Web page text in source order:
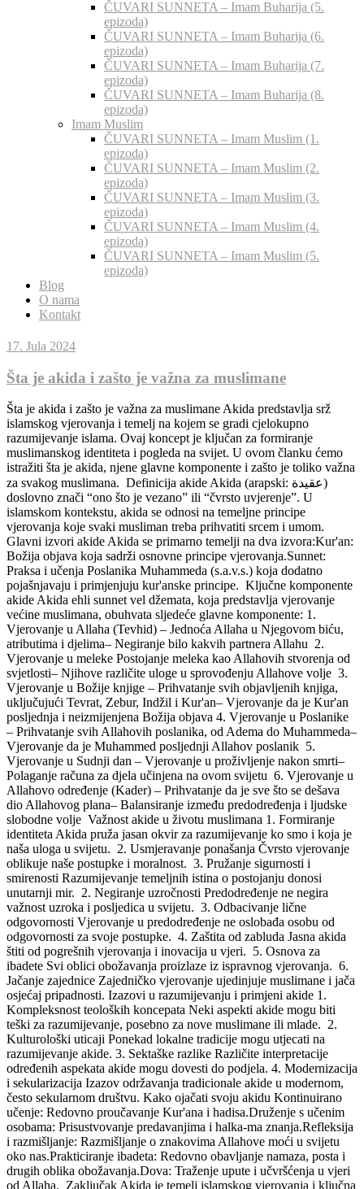
ČUVARI SUNNETA – Imam Buharija (5.
epizoda)
ČUVARI SUNNETA – Imam Buharija (6.
epizoda)
ČUVARI SUNNETA – Imam Buharija (7.
epizoda)
ČUVARI SUNNETA – Imam Buharija (8.
epizoda)
Imam Muslim
ČUVARI SUNNETA – Imam Muslim (1.
epizoda)
ČUVARI SUNNETA – Imam Muslim (2.
epizoda)
ČUVARI SUNNETA – Imam Muslim (3.
epizoda)
ČUVARI SUNNETA – Imam Muslim (4.
epizoda)
ČUVARI SUNNETA – Imam Muslim (5.
epizoda)
Blog
O nama
Kontakt
17. Jula 2024
Šta je akida i zašto je važna za muslimane
Šta je akida i zašto je važna za muslimane Akida predstavlja srž
islamskog vjerovanja i temelj na kojem se gradi cjelokupno
razumijevanje islama. Ovaj koncept je ključan za formiranje
muslimanskog identiteta i pogleda na svijet. U ovom članku ćemo
istražiti šta je akida, njene glavne komponente i zašto je toliko važna
za svakog muslimana. Definicija akide Akida (arapski: عقيدة)
doslovno znači “ono što je vezano” ili “čvrsto uvjerenje”. U
islamskom kontekstu, akida se odnosi na temeljne principe
vjerovanja koje svaki musliman treba prihvatiti srcem i umom.
Glavni izvori akide Akida se primarno temelji na dva izvora:Kur'an:
Božija objava koja sadrži osnovne principe vjerovanja.Sunnet:
Praksa i učenja Poslanika Muhammeda (s.a.v.s.) koja dodatno
pojašnjavaju i primjenjuju kur'anske principe. Ključne komponente
akide Akida ehli sunnet vel džemata, koja predstavlja vjerovanje
većine muslimana, obuhvata sljedeće glavne komponente: 1.
Vjerovanje u Allaha (Tevhid) – Jednoća Allaha u Njegovom biću,
atributima i djelima– Negiranje bilo kakvih partnera Allahu 2.
Vjerovanje u meleke Postojanje meleka kao Allahovih stvorenja od
svjetlosti– Njihove različite uloge u sprovođenju Allahove volje 3.
Vjerovanje u Božije knjige – Prihvatanje svih objavljenih knjiga,
uključujući Tevrat, Zebur, Indžil i Kur'an– Vjerovanje da je Kur'an
posljednja i neizmijenjena Božija objava 4. Vjerovanje u Poslanike
– Prihvatanje svih Allahovih poslanika, od Adema do Muhammeda–
Vjerovanje da je Muhammed posljednji Allahov poslanik 5.
Vjerovanje u Sudnji dan – Vjerovanje u proživljenje nakon smrti–
Polaganje računa za djela učinjena na ovom svijetu 6. Vjerovanje u
Allahovo određenje (Kader) – Prihvatanje da je sve što se dešava
dio Allahovog plana– Balansiranje između predodređenja i ljudske
slobodne volje Važnost akide u životu muslimana 1. Formiranje
identiteta Akida pruža jasan okvir za razumijevanje ko smo i koja je
naša uloga u svijetu. 2. Usmjeravanje ponašanja Čvrsto vjerovanje
oblikuje naše postupke i moralnost. 3. Pružanje sigurnosti i
smirenosti Razumijevanje temeljnih istina o postojanju donosi
unutarnji mir. 2. Negiranje uzročnosti Predodređenje ne negira
važnost uzroka i posljedica u svijetu. 3. Odbacivanje lične
odgovornosti Vjerovanje u predodređenje ne oslobađa osobu od
odgovornosti za svoje postupke. 4. Zaštita od zabluda Jasna akida
štiti od pogrešnih vjerovanja i inovacija u vjeri. 5. Osnova za
ibadete Svi oblici obožavanja proizlaze iz ispravnog vjerovanja. 6.
Jačanje zajednice Zajedničko vjerovanje ujedinjuje muslimane i jača
osjećaj pripadnosti. Izazovi u razumijevanju i primjeni akide 1.
Kompleksnost teoloških koncepata Neki aspekti akide mogu biti
teški za razumijevanje, posebno za nove muslimane ili mlade. 2.
Kulturološki uticaji Ponekad lokalne tradicije mogu utjecati na
razumijevanje akide. 3. Sektaške razlike Različite interpretacije
određenih aspekata akide mogu dovesti do podjela. 4. Modernizacija
i sekularizacija Izazov održavanja tradicionale akide u modernom,
često sekularnom društvu. Kako ojačati svoju akidu Kontinuirano
učenje: Redovno proučavanje Kur'ana i hadisa.Druženje s učenim
osobama: Prisustvovanje predavanjima i halka-ma znanja.Refleksija
i razmišljanje: Razmišljanje o znakovima Allahove moći u svijetu
oko nas.Prakticiranje ibadeta: Redovno obavljanje namaza, posta i
drugih oblika obožavanja.Dova: Traženje upute i učvršćenja u vjeri
od Allaha. Zaključak Akida je temelj islamskog vjerovanja i ključna